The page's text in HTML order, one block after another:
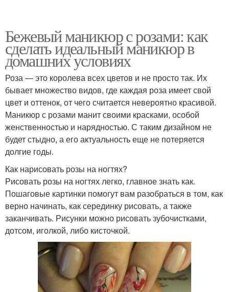
Бежевый маникюр с розами: как
сделать идеальный маникюр в
домашних условиях
Роза — это королева всех цветов и не просто так. Их
бывает множество видов, где каждая роза имеет свой
цвет и оттенок, от чего считается невероятно красивой.
Маникюр с розами манит своими красками, особой
женственностью и нарядностью. С таким дизайном не
будет стыдно, а его актуальность еще не потеряется
долгие годы.
Как нарисовать розы на ногтях?
Рисовать розы на ногтях легко, главное знать как.
Пошаговые картинки помогут вам разобраться в том, как
верно начинать, как серединку рисовать, а также
заканчивать. Рисунки можно рисовать зубочистками,
дотсом, иголкой, либо кисточкой.